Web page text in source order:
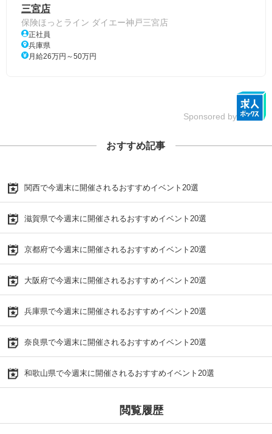
三宮店
保険ほっとライン ダイエー神戸三宮店
正社員
兵庫県
月給26万円～50万円
Sponsored by
おすすめ記事
関西で今週末に開催されるおすすめイベント20選
滋賀県で今週末に開催されるおすすめイベント20選
京都府で今週末に開催されるおすすめイベント20選
大阪府で今週末に開催されるおすすめイベント20選
兵庫県で今週末に開催されるおすすめイベント20選
奈良県で今週末に開催されるおすすめイベント20選
和歌山県で今週末に開催されるおすすめイベント20選
閲覧履歴